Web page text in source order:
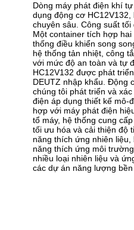
Dòng máy phát điện khí
dụng động cơ
chuyên sâu. Công suất tối
Một container tích hợp
thống điều khiển song
hệ thống tản nhiệt, công
với mức độ an toàn và tự
HC12V132 được phát
DEUTZ nhập khẩu. Động
chúng tôi phát triển và
điện áp dụng thiết kế mô-
hợp với máy phát điện
tổ máy, hệ thống cung
tối ưu hóa và cải thiện độ
năng thích ứng nhiên
năng thích ứng môi
nhiều loại nhiên liệu và
các dự án năng lượng bền